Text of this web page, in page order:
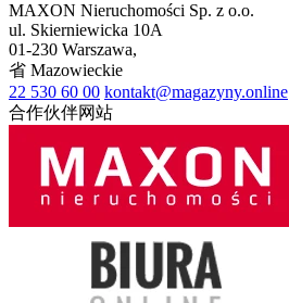
MAXON Nieruchomości Sp. z o.o.
ul. Skierniewicka 10A
01-230 Warszawa,
省 Mazowieckie
22 530 60 00 kontakt@magazyny.online
合作伙伴网站